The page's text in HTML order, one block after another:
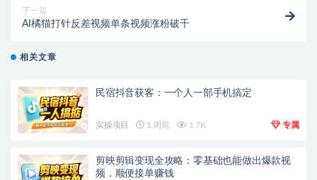
下一篇
AI橘猫打针反差视频单条视频涨粉破千
相关文章
民宿抖音获客：一个人一部手机搞定
实操项目 1 周前 1.7K 专属
剪映剪辑变现全攻略：零基础也能做出爆款视
频，顺便接单赚钱